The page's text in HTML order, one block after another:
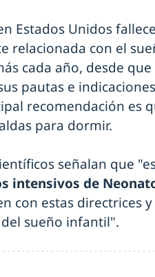
Estados Unidos
relacionada con el
cada año, desde
pautas e
recomendación es
para dormir.
señalan que
intensivos de
con estas directrices
sueño infantil".